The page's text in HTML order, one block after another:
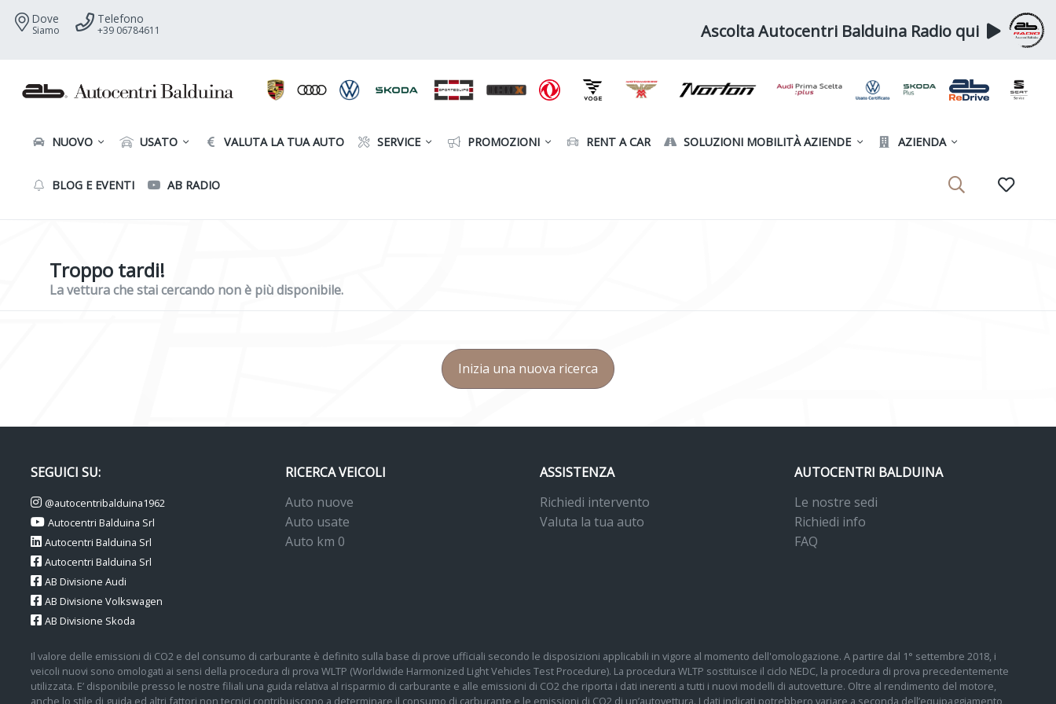
Dove
Siamo
Telefono
+39 06784611 Ascolta Autocentri Balduina Radio qui
NUOVO USATO VALUTA LA TUA AUTO SERVICE PROMOZIONI RENT A CAR SOLUZIONI MOBILITÀ AZIENDE AZIENDA
BLOG E EVENTI AB RADIO
Troppo tardi!
La vettura che stai cercando non è più disponibile.
Inizia una nuova ricerca
SEGUICI SU:
@autocentribalduina1962
Autocentri Balduina Srl
Autocentri Balduina Srl
Autocentri Balduina Srl
AB Divisione Audi
AB Divisione Volkswagen
AB Divisione Skoda
RICERCA VEICOLI
Auto nuove
Auto usate
Auto km 0
ASSISTENZA
Richiedi intervento
Valuta la tua auto
AUTOCENTRI BALDUINA
Le nostre sedi
Richiedi info
FAQ
Il valore delle emissioni di CO2 e del consumo di carburante è definito sulla base di prove ufficiali secondo le disposizioni applicabili in vigore al momento dell'omologazione. A partire dal 1° settembre 2018, i
veicoli nuovi sono omologati ai sensi della procedura di prova WLTP (Worldwide Harmonized Light Vehicles Test Procedure). La procedura WLTP sostituisce il ciclo NEDC, la procedura di prova precedentemente
utilizzata. E’ disponibile presso le nostre filiali una guida relativa al risparmio di carburante e alle emissioni di CO2 che riporta i dati inerenti a tutti i nuovi modelli di autovetture. Oltre al rendimento del motore,
anche lo stile di guida ed altri fattori non tecnici contribuiscono a determinare il consumo di carburante e le emissioni di CO2 di un’autovettura. I dati indicati potrebbero variare a seconda dell’equipaggiamento